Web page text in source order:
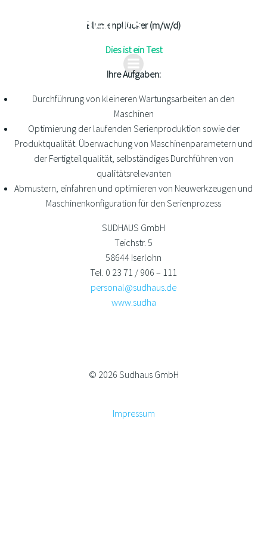
Inhalt
Blumenpflücker (m/w/d)
Dies ist ein Test
Ihre Aufgaben:
Durchführung von kleineren Wartungsarbeiten an den
Maschinen
Optimierung der laufenden Serienproduktion sowie der
Produktqualität. Überwachung von Maschinenparametern und
der Fertigteilqualität, selbständiges Durchführen von
qualitätsrelevanten
Abmustern, einfahren und optimieren von Neuwerkzeugen und
Maschinenkonfiguration für den Serienprozess
SUDHAUS GmbH
Teichstr. 5
58644 Iserlohn
Tel. 0 23 71 / 906 – 111
personal@sudhaus.de
www.sudha
© 2026 Sudhaus GmbH
Impressum